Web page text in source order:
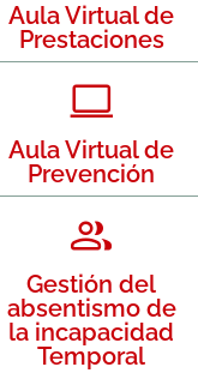
Aula Virtual de
Prestaciones
Aula Virtual de
Prevención
Gestión del
absentismo de
la incapacidad
Temporal